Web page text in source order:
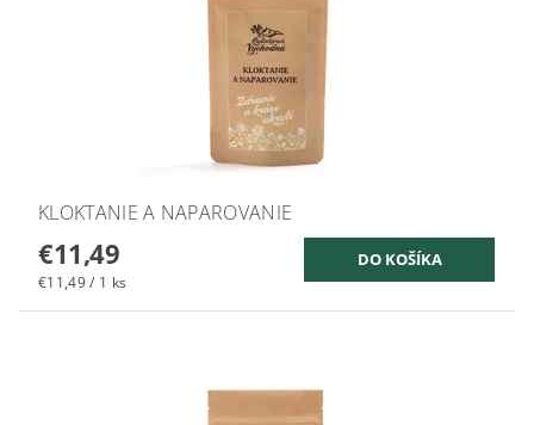
KLOKTANIE A NAPAROVANIE
€11,49
€11,49 / 1 ks